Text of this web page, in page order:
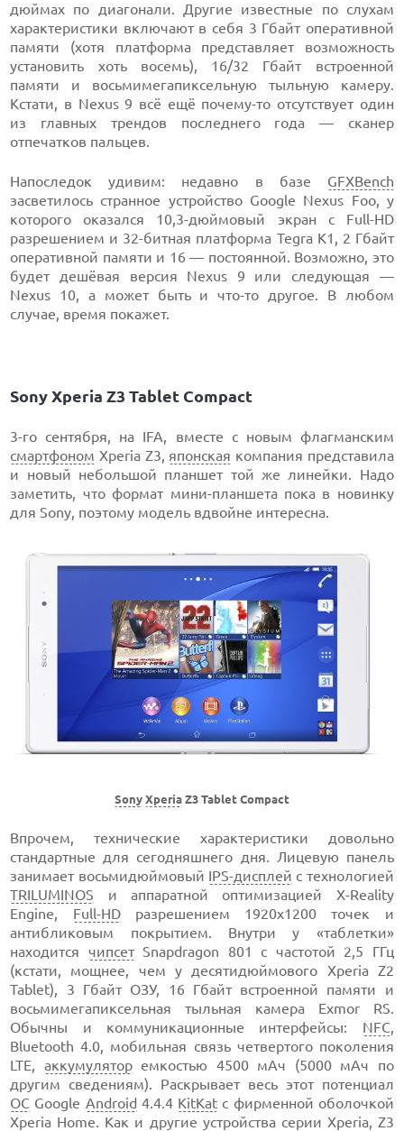
дюймах по диагонали. Другие известные по слухам
характеристики включают в себя 3 Гбайт оперативной
памяти (хотя платформа представляет возможность
установить хоть восемь), 16/32 Гбайт встроенной
памяти и восьмимегапиксельную тыльную камеру.
Кстати, в Nexus 9 всё ещё почему-то отсутствует один
из главных трендов последнего года — сканер
отпечатков пальцев.
Напоследок удивим: недавно в базе GFXBench
засветилось странное устройство Google Nexus Foo, у
которого оказался 10,3-дюймовый экран с Full-HD
разрешением и 32-битная платформа Tegra K1, 2 Гбайт
оперативной памяти и 16 — постоянной. Возможно, это
будет дешёвая версия Nexus 9 или следующая —
Nexus 10, а может быть и что-то другое. В любом
случае, время покажет.
Sony Xperia Z3 Tablet Compact
3-го сентября, на IFA, вместе с новым флагманским
смартфоном Xperia Z3, японская компания представила
и новый небольшой планшет той же линейки. Надо
заметить, что формат мини-планшета пока в новинку
для Sony, поэтому модель вдвойне интересна.
Sony Xperia Z3 Tablet Compact
Впрочем, технические характеристики довольно
стандартные для сегодняшнего дня. Лицевую панель
занимает восьмидюймовый IPS-дисплей с технологией
TRILUMINOS и аппаратной оптимизацией X-Reality
Engine, Full-HDразрешением 1920х1200 точек и
антибликовым покрытием. Внутри у «таблетки»
находится чипсетSnapdragon 801 с частотой 2,5 ГГц
(кстати, мощнее, чем у десятидюймового Xperia Z2
Tablet), 3 Гбайт ОЗУ, 16 Гбайт встроенной памяти и
восьмимегапиксельная тыльная камера Exmor RS.
Обычны и коммуникационные интерфейсы: NFC
Bluetooth 4.0, мобильная связь четвертого поколения
LTE, аккумуляторемкостью 4500 мАч (5000 мАч по
другим сведениям). Раскрывает весь этот потенциал
ОС Google Android 4.4.4 KitKat с фирменной оболочкой
Xperia Home. Как и другие устройства серии Xperia, Z3